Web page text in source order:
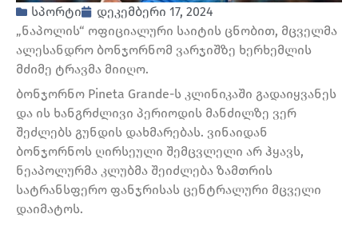
სპორტი
დეკემბერი 17, 2024
„ნაპოლის“ ოფიციალური საიტის ცნობით, მცველმა
ალესანდრო ბონჯორნომ ვარჯიშზე ხერხემლის
მძიმე ტრავმა მიიღო.
ბონჯორნო Pineta Grande-ს კლინიკაში გადაიყვანეს
და ის ხანგრძლივი პერიოდის მანძილზე ვერ
შეძლებს გუნდის დახმარებას. ვინაიდან
ბონჯორნოს ღირსეული შემცვლელი არ ჰყავს,
ნეაპოლურმა კლუბმა შეიძლება ზამთრის
სატრანსფერო ფანჯრისას ცენტრალური მცველი
დაიმატოს.